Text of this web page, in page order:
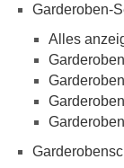
Garderoben-
Alles